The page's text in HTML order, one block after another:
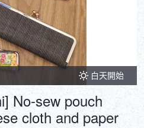
白天開始
No-sew pouch
cloth and paper